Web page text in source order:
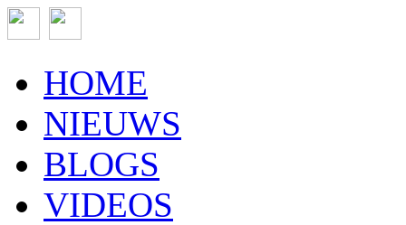
HOME
NIEUWS
BLOGS
VIDEOS